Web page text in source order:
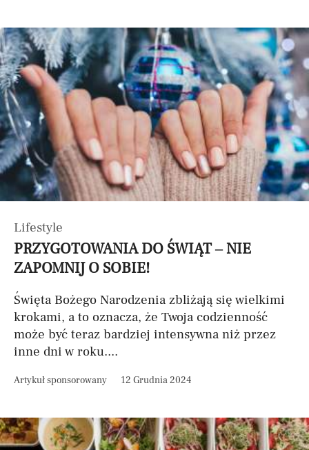
Lifestyle
PRZYGOTOWANIA DO ŚWIĄT – NIE
ZAPOMNIJ O SOBIE!
Święta Bożego Narodzenia zbliżają się wielkimi
krokami, a to oznacza, że Twoja codzienność
może być teraz bardziej intensywna niż przez
inne dni w roku....
Artykuł sponsorowany 12 Grudnia 2024